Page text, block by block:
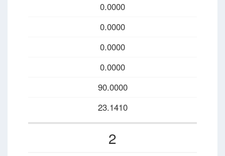
0.0000
0.0000
0.0000
0.0000
90.0000
23.1410
2